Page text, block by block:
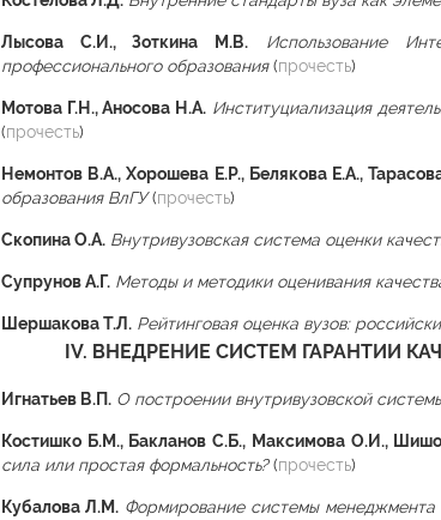
Лысова С.И., Зоткина М.В.
Использование
профессионального образования(прочесть)
Мотова Г.Н., Аносова Н.А. Институциализация
(прочесть)
Немонтов В.А., Хорошева Е.Р., Белякова Е.А.,
образования ВлГУ(прочесть)
Скопина О.А. Внутривузовская система оценки
Супрунов А.Г. Методы и методики оценивания
Шершакова Т.Л. Рейтинговая оценка вузов:
IV. ВНЕДРЕНИЕ СИСТЕМ ГАРАНТИИ
Игнатьев В.П. О построении внутривузовской
Костишко Б.М., Бакланов С.Б., Максимова О.И.,
сила или простая формальность?(прочесть)
Кубалова Л.М. Формирование системы